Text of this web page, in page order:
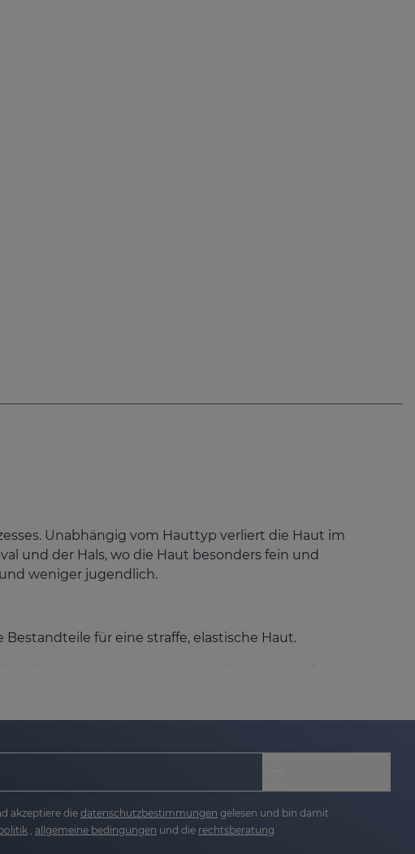
Unabhängig vom Hauttyp verliert die Haut im
und der Hals, wo die Haut besonders fein und
weniger jugendlich.
Bestandteile für eine straffe, elastische Haut.
Schäden), rauchen, oxidativer Stress durch freie
die Festigkeit und Elastizität der Haut spürbar zu
akzeptiere die datenschutzbestimmungen gelesen und bin damit
allgemeine bedingungen und die rechtsberatung